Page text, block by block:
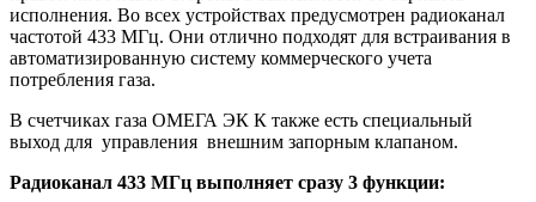
исполнения. Во всех устройствах предусмотрен радиоканал
частотой 433 МГц. Они отлично подходят для встраивания в
автоматизированную систему коммерческого учета
потребления газа.
В счетчиках газа ОМЕГА ЭК К также есть специальный
выход для управления внешним запорным клапаном.
Радиоканал 433 МГц выполняет сразу 3 функции: